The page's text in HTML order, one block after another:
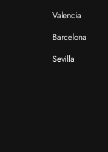
Valencia
Barcelona
Sevilla